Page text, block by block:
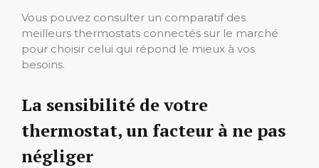
Vous pouvez consulter un comparatif des
meilleurs thermostats connectés sur le marché
pour choisir celui qui répond le mieux à vos
besoins.
La sensibilité de votre
thermostat, un facteur à ne pas
négliger